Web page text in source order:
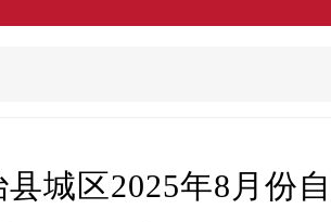
城区2025年8月份